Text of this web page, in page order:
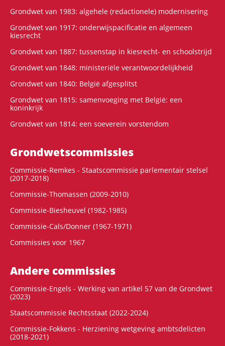
Grondwet van 1983: algehele (redactionele) modernisering
Grondwet van 1917: onderwijspacificatie en algemeen
kiesrecht
Grondwet van 1887: tussenstap in kiesrecht- en schoolstrijd
Grondwet van 1848: ministeriële verantwoordelijkheid
Grondwet van 1840: België afgesplitst
Grondwet van 1815: samenvoeging met België: een
koninkrijk
Grondwet van 1814: een soeverein vorstendom
Grondwets­commissies
Commissie-Remkes - Staatscommissie parlementair stelsel
(2017-2018)
Commissie-Thomassen (2009-2010)
Commissie-Biesheuvel (1982-1985)
Commissie-Cals/Donner (1967-1971)
Commissies voor 1967
Andere commissies
Commissie-Engels - Werking van artikel 57 van de Grondwet
(2023)
Staatscommissie Rechtsstaat (2022-2024)
Commissie-Fokkens - Herziening wetgeving ambtsdelicten
(2018-2021)